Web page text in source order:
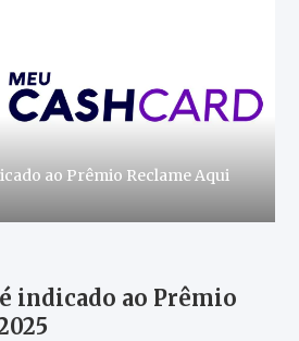
ao Prêmio Reclame Aqui
indicado ao Prêmio